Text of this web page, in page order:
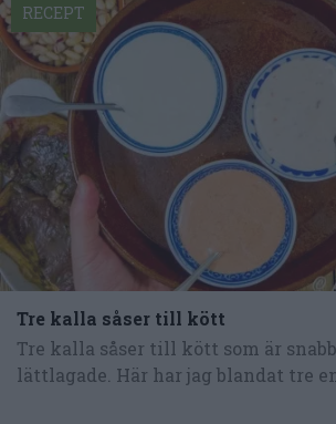
Tre kalla såser till kött
Tre kalla såser till kött som är
lättlagade. Här har jag blandat tre
RECEPT